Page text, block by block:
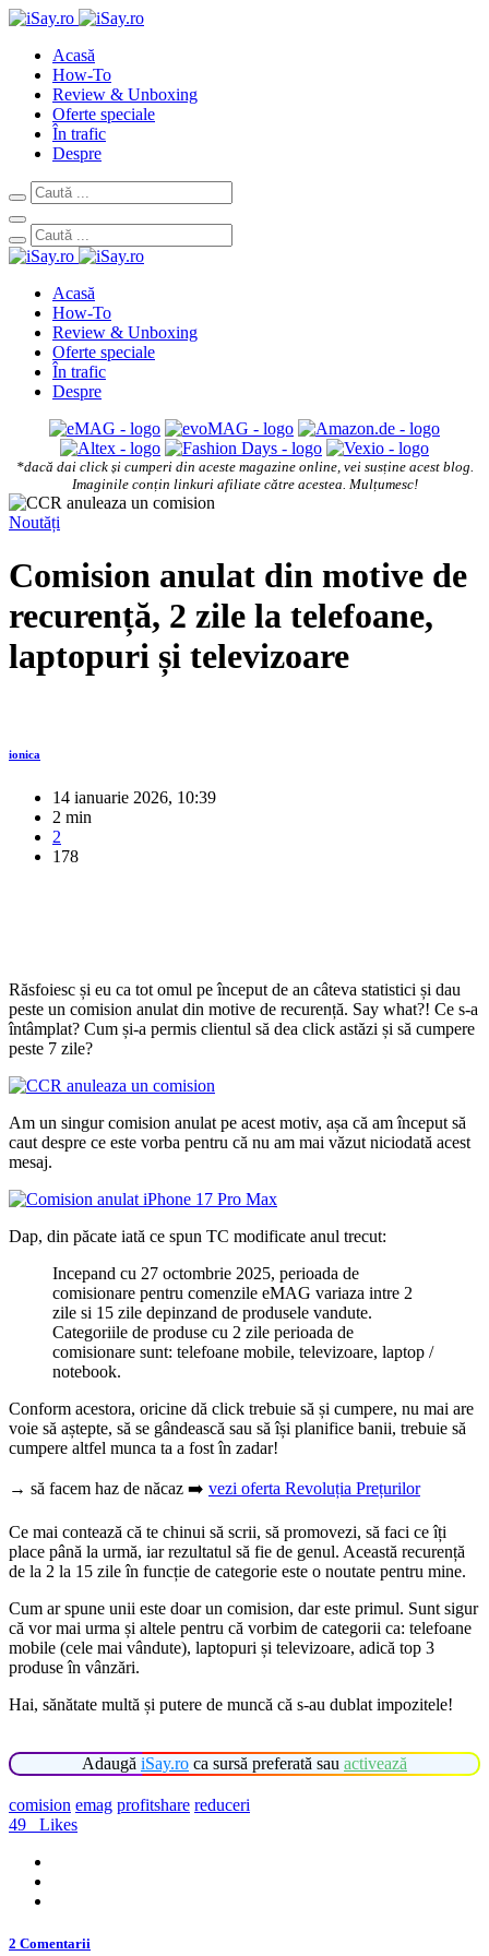
Acasă
How-To
Review & Unboxing
Oferte speciale
În trafic
Despre
Acasă
How-To
Review & Unboxing
Oferte speciale
În trafic
Despre
*dacă dai click și cumperi din aceste magazine online, vei susține acest blog.
Imaginile conțin linkuri afiliate către acestea. Mulțumesc!
Noutăți
Comision anulat din motive de
recurență, 2 zile la telefoane,
laptopuri și televizoare
ionica
14 ianuarie 2026, 10:39
2 min
2
178
Răsfoiesc și eu ca tot omul pe început de an câteva statistici și dau
peste un comision anulat din motive de recurență. Say what?! Ce s-a
întâmplat? Cum și-a permis clientul să dea click astăzi și să cumpere
peste 7 zile?
Am un singur comision anulat pe acest motiv, așa că am început să
caut despre ce este vorba pentru că nu am mai văzut niciodată acest
mesaj.
Dap, din păcate iată ce spun TC modificate anul trecut:
Incepand cu 27 octombrie 2025, perioada de
comisionare pentru comenzile eMAG variaza intre 2
zile si 15 zile depinzand de produsele vandute.
Categoriile de produse cu 2 zile perioada de
comisionare sunt: telefoane mobile, televizoare, laptop /
notebook.
Conform acestora, oricine dă click trebuie să și cumpere, nu mai are
voie să aștepte, să se gândească sau să își planifice banii, trebuie să
cumpere altfel munca ta a fost în zadar!
→ să facem haz de năcaz ➡️ vezi oferta Revoluția Prețurilor
Ce mai contează că te chinui să scrii, să promovezi, să faci ce îți
place până la urmă, iar rezultatul să fie de genul. Această recurență
de la 2 la 15 zile în funcție de categorie este o noutate pentru mine.
Cum ar spune unii este doar un comision, dar este primul. Sunt sigur
că vor mai urma și altele pentru că vorbim de categorii ca: telefoane
mobile (cele mai vândute), laptopuri și televizoare, adică top 3
produse în vânzări.
Hai, sănătate multă și putere de muncă că s-au dublat impozitele!
Adaugă iSay.ro ca sursă preferată sau activează
comision emag profitshare reduceri
49
Likes
2 Comentarii